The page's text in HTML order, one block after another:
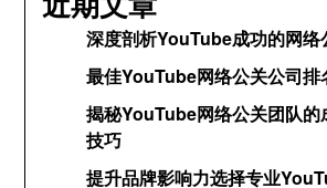
深度剖析YouTube成功的网络
最佳YouTube网络公关公司排
揭秘YouTube网络公关团队的
技巧
提升品牌影响力选择专业